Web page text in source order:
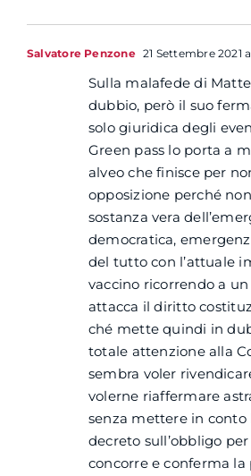
Salvatore Penzone 21 Settembre 2021
Sulla malafede di
dubbio, però il suo
solo giuridica degli
Green pass lo porta a
alveo che finisce per
opposizione perché
sostanza vera
democratica,
del tutto con l’attuale
vaccino ricorrendo a
attacca il diritto
ché mette quindi in
totale attenzione alla
sembra voler
volerne riaffermare
senza mettere in conto
decreto sull’obbligo
concorre e conferma